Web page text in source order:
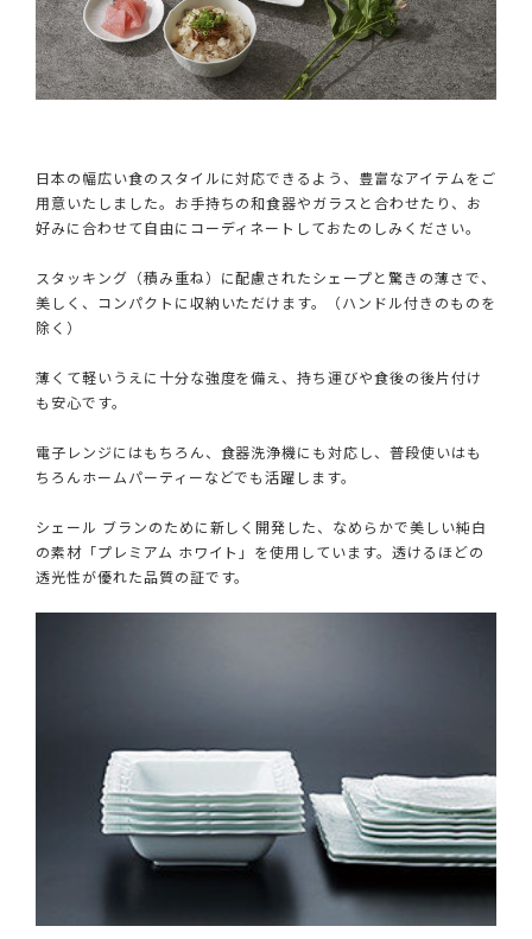
日本の幅広い食のスタイルに対応できるよう、豊富なアイテムをご
用意いたしました。お手持ちの和食器やガラスと合わせたり、お
好みに合わせて自由にコーディネートしておたのしみください。
スタッキング（積み重ね）に配慮されたシェープと驚きの薄さで、
美しく、コンパクトに収納いただけます。（ハンドル付きのものを
除く）
薄くて軽いうえに十分な強度を備え、持ち運びや食後の後片付け
も安心です。
電子レンジにはもちろん、食器洗浄機にも対応し、普段使いはも
ちろんホームパーティーなどでも活躍します。
シェール ブランのために新しく開発した、なめらかで美しい純白
の素材「プレミアム ホワイト」を使用しています。透けるほどの
透光性が優れた品質の証です。